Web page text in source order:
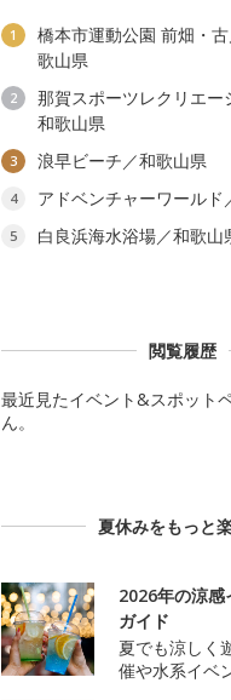
1
橋本市運動公園 前畑・
歌山県
2
那賀スポーツレクリエー
和歌山県
3 浪早ビーチ／和歌山県
4 アドベンチャーワールド
5
白良浜海水浴場／和歌山
閲覧履歴
最近見たイベント&スポット
ん。
夏休みをもっと
2026年の涼感
ガイド
夏でも涼しく
催や水系イベ